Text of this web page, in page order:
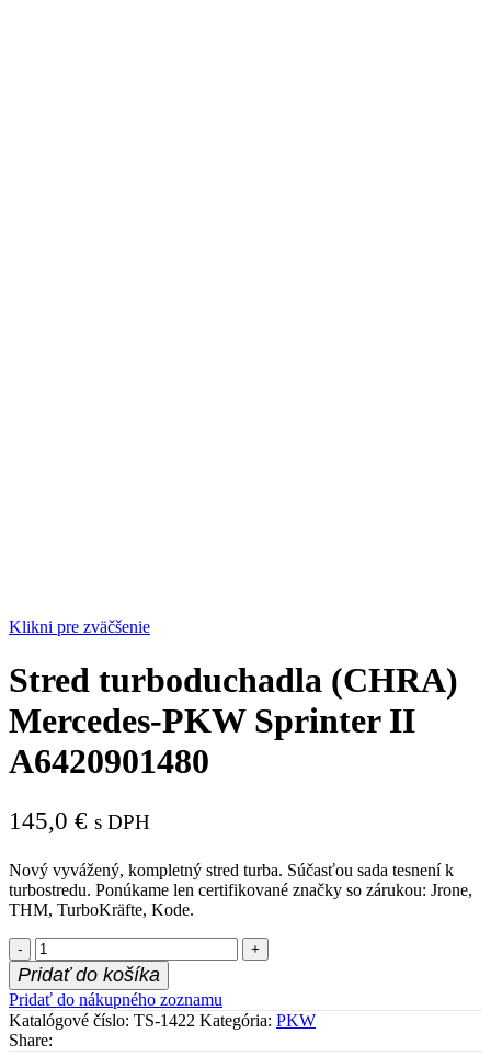
Klikni pre zväčšenie
Stred turboduchadla (CHRA)
Mercedes-PKW Sprinter II
A6420901480
145,0 € s DPH
Nový vyvážený, kompletný stred turba. Súčasťou sada tesnení k
turbostredu. Ponúkame len certifikované značky so zárukou: Jrone,
THM, TurboKräfte, Kode.
množstvo
Stred
turboduchadla
(CHRA)
Mercedes-
PKW
Pridať do košíka
Pridať do nákupného zoznamu
Katalógové číslo: TS-1422 Kategória: PKW
Share: